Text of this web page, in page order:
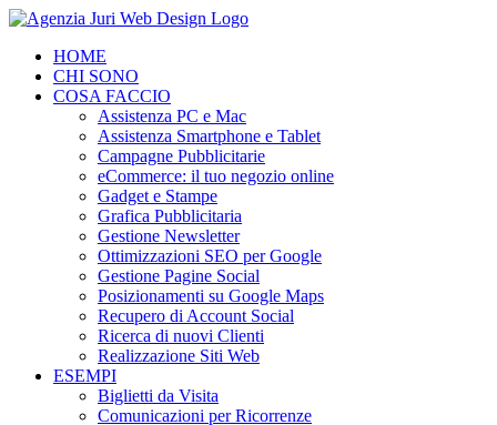
Salta
contenutoHOME
CHI SONO
COSA FACCIO
Assistenza PC e Mac
Assistenza Smartphone e Tablet
Campagne Pubblicitarie
eCommerce: il tuo negozio online
Gadget e Stampe
Grafica Pubblicitaria
Gestione Newsletter
Ottimizzazioni SEO per Google
Gestione Pagine Social
Posizionamenti su Google Maps
Recupero di Account Social
Ricerca di nuovi Clienti
Realizzazione Siti Web
ESEMPI
Biglietti da Visita
Comunicazioni per Ricorrenze